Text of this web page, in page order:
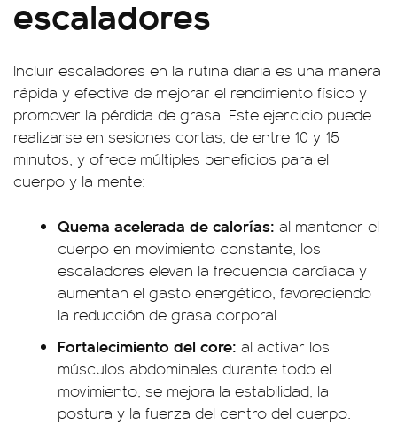
escaladores
Incluir escaladores en la rutina diaria es una manera
rápida y efectiva de mejorar el rendimiento físico y
promover la pérdida de grasa. Este ejercicio puede
realizarse en sesiones cortas, de entre 10 y 15
minutos, y ofrece múltiples beneficios para el
cuerpo y la mente:
Quema acelerada de calorías: al mantener el
cuerpo en movimiento constante, los
escaladores elevan la frecuencia cardíaca y
aumentan el gasto energético, favoreciendo
la reducción de grasa corporal.
Fortalecimiento del core: al activar los
músculos abdominales durante todo el
movimiento, se mejora la estabilidad, la
postura y la fuerza del centro del cuerpo.